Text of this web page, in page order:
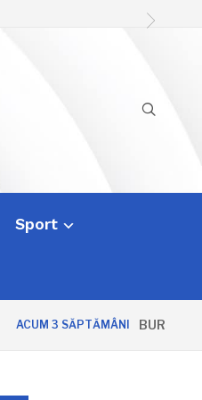
Sport
ACUM 3 SĂPTĂMÂNI BURSA